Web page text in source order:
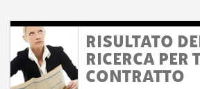
RISULTATO
RICERCA PER
CONTRATTO